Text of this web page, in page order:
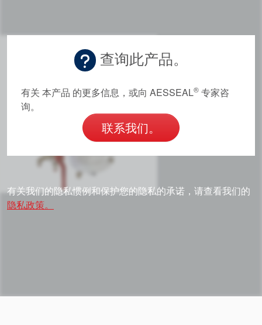
查询此产品。
有关 本产品 的更多信息，或向 AESSEAL® 专家咨
询。
联系我们。
有关我们的隐私惯例和保护您的隐私的承诺，请查看我们的
隐私政策。